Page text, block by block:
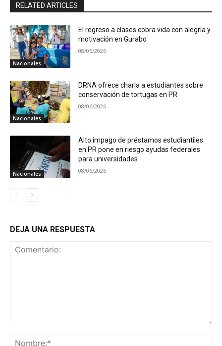
RELATED ARTICLES
Nacionales
El regreso a clases cobra vida con alegría y
motivación en Gurabo
08/06/2026
Nacionales
DRNA ofrece charla a estudiantes sobre
conservación de tortugas en PR
08/06/2026
Nacionales
Alto impago de préstamos estudiantiles
en PR pone en riesgo ayudas federales
para universidades
08/06/2026
DEJA UNA RESPUESTA